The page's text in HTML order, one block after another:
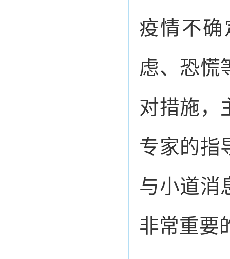
疫情不
虑、恐慌
对措施，
专家的指
与小道消
非常重要